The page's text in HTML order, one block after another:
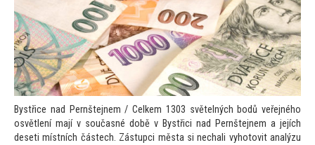
Bystřice nad Pernštejnem / Celkem 1303 světelných bodů veřejného
osvětlení mají v současné době v Bystřici nad Pernštejnem a jejích
deseti místních částech. Zástupci města si nechali vyhotovit analýzu